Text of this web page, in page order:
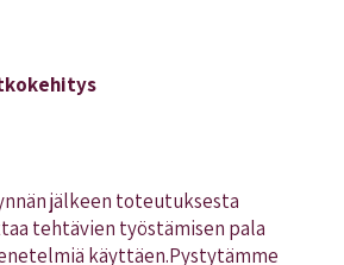
jälkeen toteutuksesta
tehtävien työstämisen pala
käyttäen.Pystytämme